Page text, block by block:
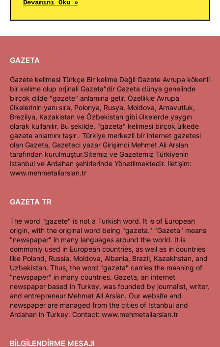
Devamını Oku »
GAZETA
Gazete kelimesi Türkçe Bir kelime Değil Gazete Avrupa kökenli
bir kelime olup orjinali Gazeta"dir Gazeta dünya genelinde
birçok dilde "gazete" anlamına gelir. Özellikle Avrupa
ülkelerinin yanı sıra, Polonya, Rusya, Moldova, Arnavutluk,
Brezilya, Kazakistan ve Özbekistan gibi ülkelerde yaygın
olarak kullanılır. Bu şekilde, "gazeta" kelimesi birçok ülkede
gazete anlamını taşır . Türkiye merkezli bir internet gazetesi
olan Gazeta, Gazeteci yazar Girişimci Mehmet Ali Arslan
tarafından kurulmuştur.Sitemiz ve Gazetemiz Türkiyenin
istanbul ve Ardahan şehirlerinde Yönetilmektedir. İletişim:
www.mehmetaliarslan.tr
GAZETA TR
The word "gazete" is not a Turkish word. It is of European
origin, with the original word being "gazeta." "Gazeta" means
"newspaper" in many languages around the world. It is
commonly used in European countries, as well as in countries
like Poland, Russia, Moldova, Albania, Brazil, Kazakhstan, and
Uzbekistan. Thus, the word "gazeta" carries the meaning of
"newspaper" in many countries. Gazeta, an internet
newspaper based in Turkey, was founded by journalist, writer,
and entrepreneur Mehmet Ali Arslan. Our website and
newspaper are managed from the cities of Istanbul and
Ardahan in Turkey. Contact: www.mehmetaliarslan.tr
BİLGİLENDİRME MESAJI